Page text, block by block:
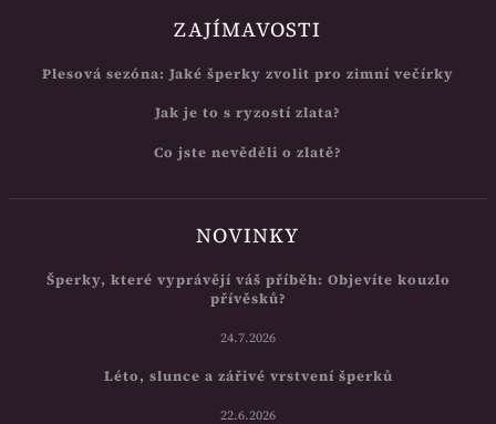
ZAJÍMAVOSTI
Plesová sezóna: Jaké šperky zvolit pro zimní večírky
Jak je to s ryzostí zlata?
Co jste nevěděli o zlatě?
NOVINKY
Šperky, které vyprávějí váš příběh: Objevíte kouzlo
přívěsků?
24.7.2026
Léto, slunce a zářivé vrstvení šperků
22.6.2026